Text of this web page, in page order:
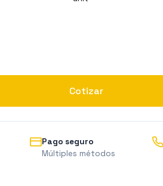
Cotizar
Pago seguro
Múltiples métodos